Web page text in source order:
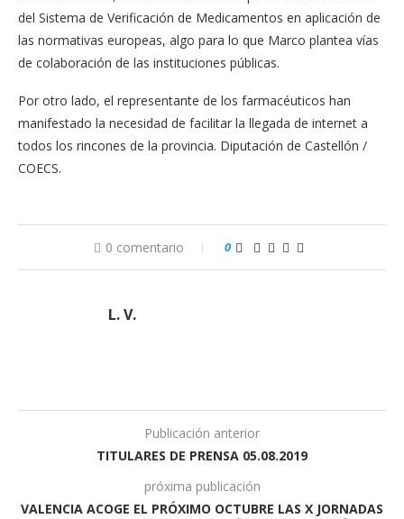
del Sistema de Verificación de Medicamentos en aplicación de
las normativas europeas, algo para lo que Marco plantea vías
de colaboración de las instituciones públicas.
Por otro lado, el representante de los farmacéuticos han
manifestado la necesidad de facilitar la llegada de internet a
todos los rincones de la provincia. Diputación de Castellón /
COECS.
0 comentario 0
L. V.
Publicación anterior
TITULARES DE PRENSA 05.08.2019
próxima publicación
VALENCIA ACOGE EL PRÓXIMO OCTUBRE LAS X JORNADAS